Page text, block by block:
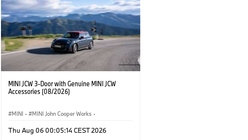
MINI JCW 3-Door with Genuine MINI JCW
Accessories (08/2026)
MINI · MINI John Cooper Works ·
Optional Extras, Accessories
Thu Aug 06 00:05:14 CEST 2026